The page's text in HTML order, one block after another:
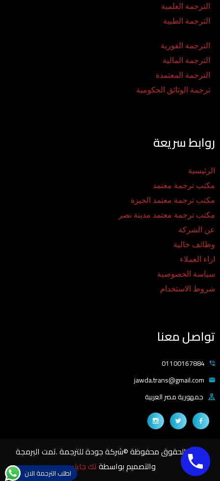
الترجمة العلمية
الترجمة الطبية
الترجمة الفورية
الترجمة المالية
الترجمة المعتمدة
ترجمة الوثائق الحكومية
روابط سريعة
الرئيسية
مكتب ترجمة معتمد
مكتب ترجمة معتمد الجيزة
مكتب ترجمة معتمد مدينة نصر
عن الشركة
وظائف خالية
اراء العملاء
سياسة الخصوصية
شروط الاستخدام
تواصل معنا
01100167884
jawda.trans@gmail.com
جمهورية مصر العربية
جميع الحقوق محفوظة ©شركة جودة للترجمة .تمت البرمجة
والتصميم بواسطةتك جايتساطلب الترجمة الان